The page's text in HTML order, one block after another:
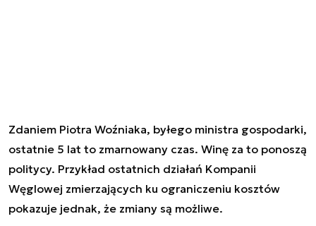
Zdaniem Piotra Woźniaka, byłego ministra gospodarki,
ostatnie 5 lat to zmarnowany czas. Winę za to ponoszą
politycy. Przykład ostatnich działań Kompanii
Węglowej zmierzających ku ograniczeniu kosztów
pokazuje jednak, że zmiany są możliwe.